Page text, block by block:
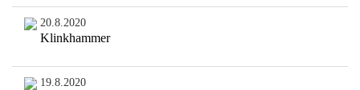
20.8.2020
Klinkhammer
19.8.2020